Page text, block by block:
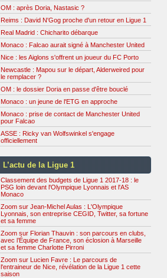
OM : après Doria, Nastasic ?
Reims : David N'Gog proche d'un retour en Ligue 1
Real Madrid : Chicharito débarque
Monaco : Falcao aurait signé à Manchester United
Nice : les Aiglons s'offrent un joueur du FC Porto
Newcastle : Mapou sur le départ, Alderweired pour
le remplacer ?
OM : le dossier Doria en passe d'être bouclé
Monaco : un jeune de l'ETG en approche
Monaco : prise de contact de Manchester United
pour Falcao
ASSE : Ricky van Wolfswinkel s'engage
officiellement
L’actu de la Ligue 1
Classement des budgets de Ligue 1 2017-18 : le
PSG loin devant l'Olympique Lyonnais et l'AS
Monaco
Zoom sur Jean-Michel Aulas : L'Olympique
Lyonnais, son entreprise CEGID, Twitter, sa fortune
et sa femme
Zoom sur Florian Thauvin : son parcours en clubs,
avec l’Équipe de France, son éclosion à Marseille
et sa femme Charlotte Pirroni
Zoom sur Lucien Favre : Le parcours de
l'entraineur de Nice, révélation de la Ligue 1 cette
saison